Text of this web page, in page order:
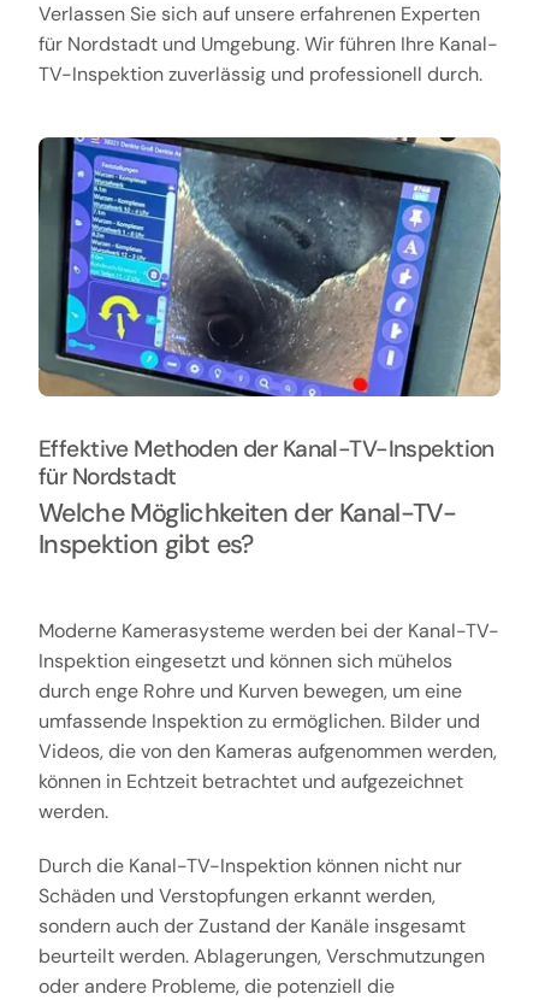
Verlassen Sie sich auf unsere erfahrenen Experten
für Nordstadt und Umgebung. Wir führen Ihre Kanal-
TV-Inspektion zuverlässig und professionell durch.
Effektive Methoden der Kanal-TV-Inspektion
für Nordstadt
Welche Möglichkeiten der Kanal-TV-
Inspektion gibt es?
Moderne Kamerasysteme werden bei der Kanal-TV-
Inspektion eingesetzt und können sich mühelos
durch enge Rohre und Kurven bewegen, um eine
umfassende Inspektion zu ermöglichen. Bilder und
Videos, die von den Kameras aufgenommen werden,
können in Echtzeit betrachtet und aufgezeichnet
werden.
Durch die Kanal-TV-Inspektion können nicht nur
Schäden und Verstopfungen erkannt werden,
sondern auch der Zustand der Kanäle insgesamt
beurteilt werden. Ablagerungen, Verschmutzungen
oder andere Probleme, die potenziell die